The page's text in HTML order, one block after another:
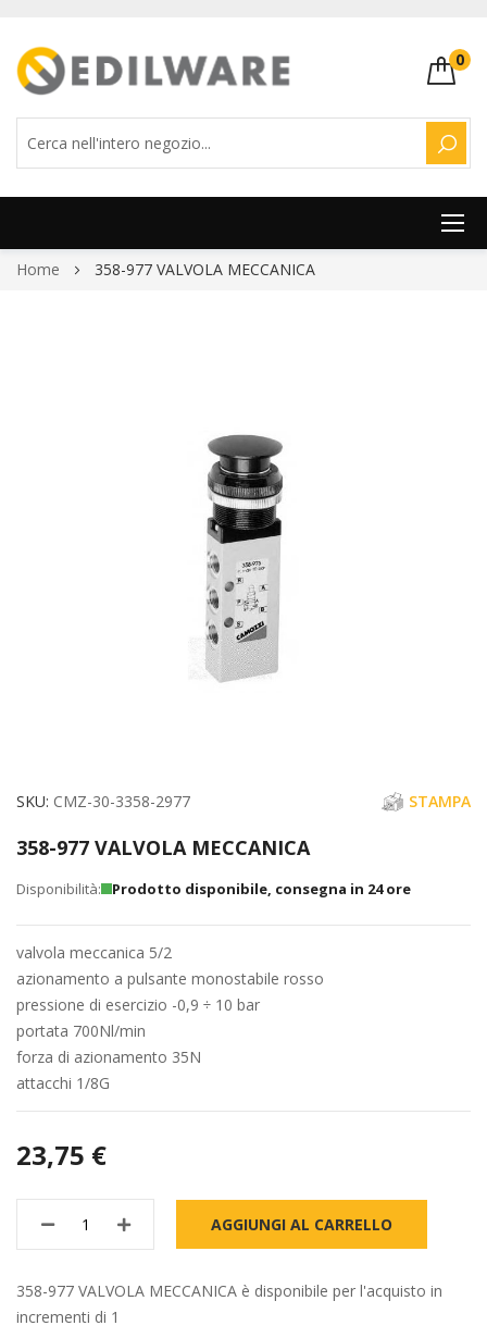
0
Salta
Home 358-977 VALVOLA MECCANICA
Vai
della
immagini
SKU CMZ-30-3358-2977 STAMPA
358-977 VALVOLA MECCANICA
Prodotto disponibile, consegna in 24 ore
valvola meccanica 5/2
azionamento a pulsante monostabile rosso
pressione di esercizio -0,9 ÷ 10 bar
portata 700Nl/min
forza di azionamento 35N
attacchi 1/8G
23,75 €
AGGIUNGI AL CARRELLO
358-977 VALVOLA MECCANICA è disponibile per l'acquisto in
incrementi di 1